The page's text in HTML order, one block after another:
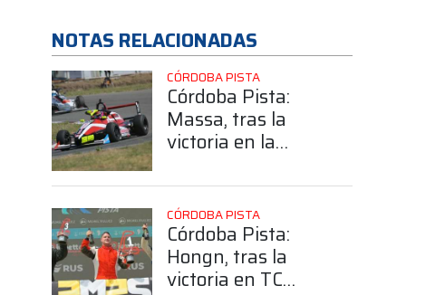
NOTAS RELACIONADAS
CÓRDOBA PISTA
Córdoba Pista:
Massa, tras la
victoria en la
gusto correr
carreras así”
CÓRDOBA PISTA
Córdoba Pista:
Hongn, tras la
victoria en TC